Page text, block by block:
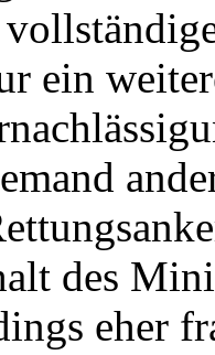
ein
des
eher